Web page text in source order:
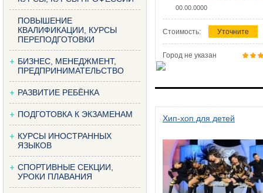
ПОВЫШЕНИЕ
КВАЛИФИКАЦИИ, КУРСЫ
ПЕРЕПОДГОТОВКИ
БИЗНЕС, МЕНЕДЖМЕНТ,
ПРЕДПРИНИМАТЕЛЬСТВО
РАЗВИТИЕ РЕБЁНКА
ПОДГОТОВКА К ЭКЗАМЕНАМ
КУРСЫ ИНОСТРАННЫХ
ЯЗЫКОВ
СПОРТИВНЫЕ СЕКЦИИ,
УРОКИ ПЛАВАНИЯ
00.00.0000
Стоимость: Уточните
Город не указан
Хип-хоп для детей